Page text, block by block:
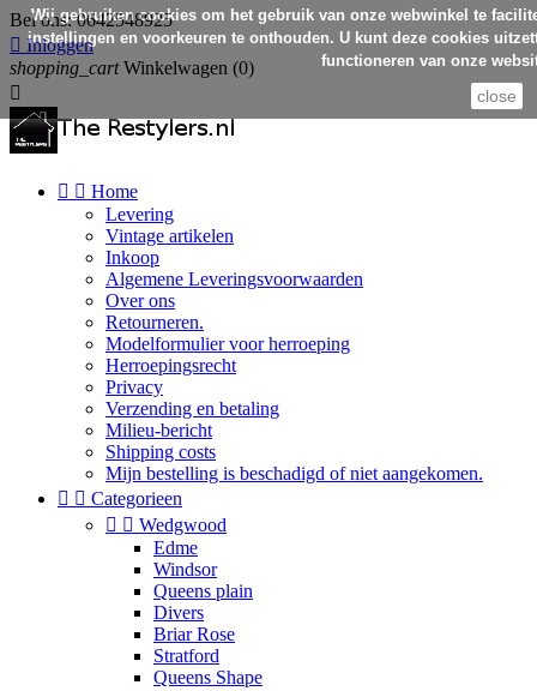
Bel ons:0642548925
 Inloggen
shopping_cart Winkelwagen (0)

  Home
Levering
Vintage artikelen
Inkoop
Algemene Leveringsvoorwaarden
Over ons
Retourneren.
Modelformulier voor herroeping
Herroepingsrecht
Privacy
Verzending en betaling
Milieu-bericht
Shipping costs
Mijn bestelling is beschadigd of niet aangekomen.
  Categorieen
  Wedgwood
Edme
Windsor
Queens plain
Divers
Briar Rose
Stratford
Queens Shape
Wij gebruiken cookies om het gebruik van onze webwinkel te
instellingen en voorkeuren te onthouden. U kunt deze cookies
functioneren van onze
close